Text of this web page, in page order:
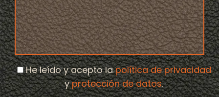
He leído y acepto lapolítica de privacidad
yprotección de datos.